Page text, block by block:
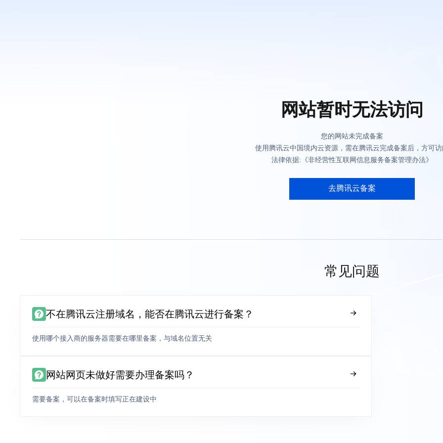
网站暂时无法访问
您的网站未完成备案
使用腾讯云中国境内云资源，需在腾讯云完成备案后，方可
法律依据:《非经营性互联网信息服务备案管理办法》
去腾讯云备案
常见问题
不在腾讯云注册域名，能否在腾讯云进行备案？
使用哪个接入商的服务器需要在哪里备案，与域名位置无关
网站网页未做好需要办理备案吗？
需要备案，可以在备案时填写正在建设中